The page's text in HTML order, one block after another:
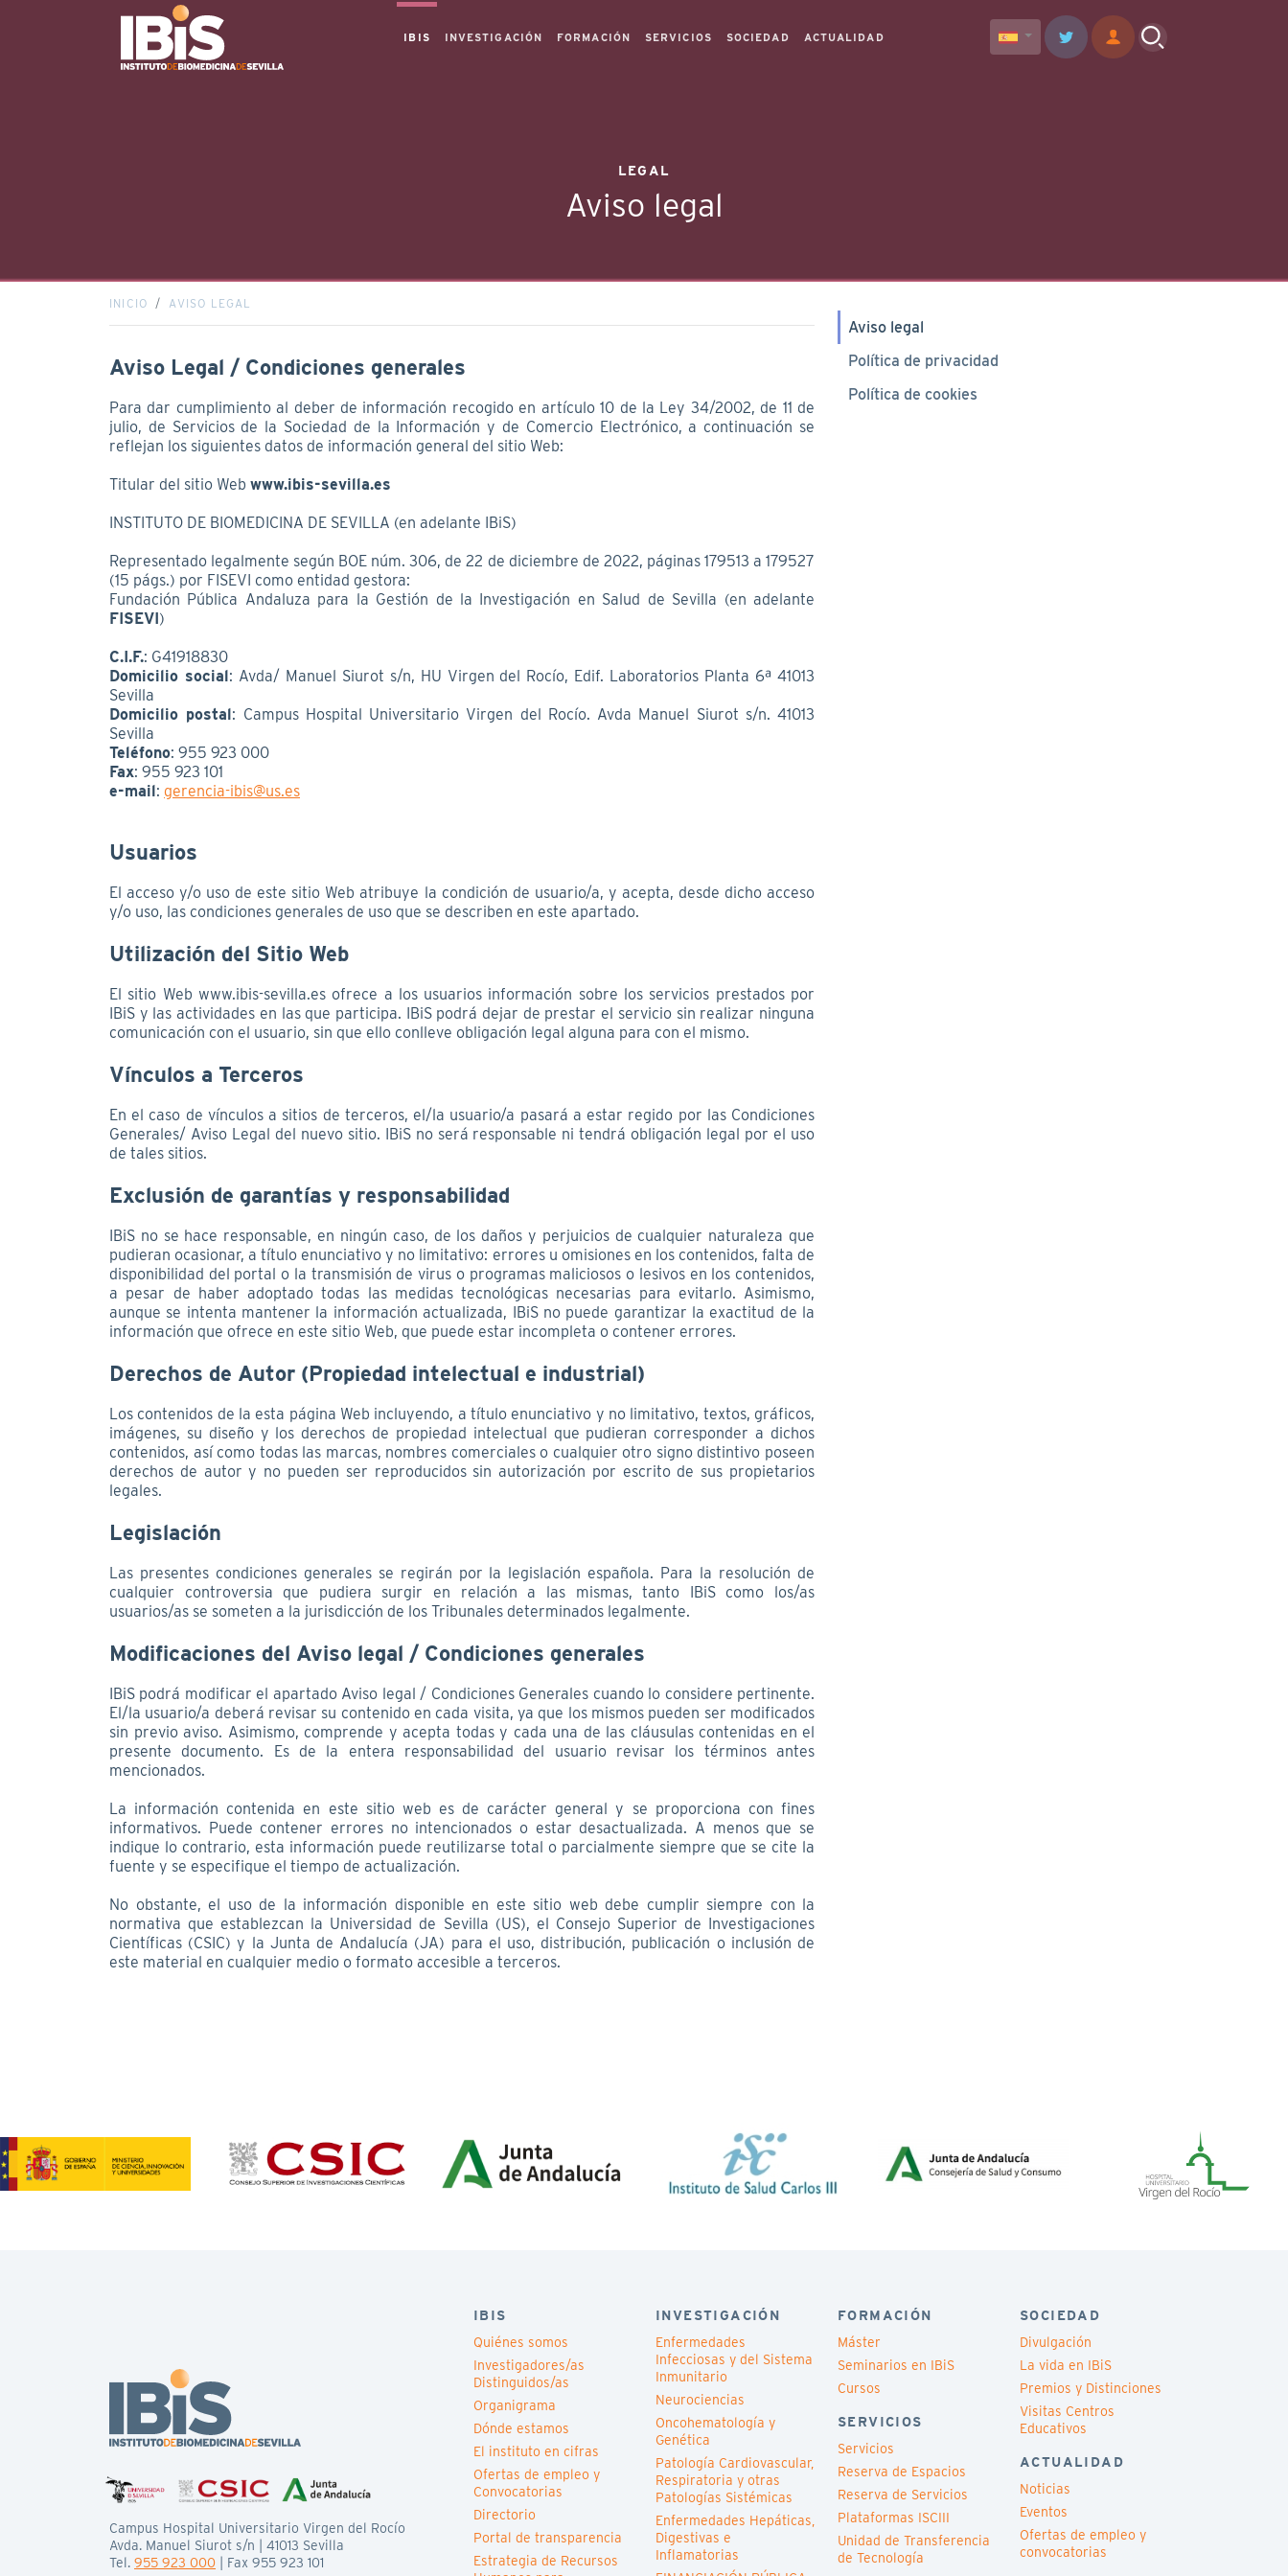
IBIS INVESTIGACIÓN FORMACIÓN SERVICIOS SOCIEDAD ACTUALIDAD
LEGAL
Aviso legal
INICIO AVISO LEGAL
Aviso Legal / Condiciones generales
Para dar cumplimiento al deber de información recogido en artículo 10 de la Ley 34/2002, de 11 de
julio, de Servicios de la Sociedad de la Información y de Comercio Electrónico, a continuación se
reflejan los siguientes datos de información general del sitio Web:
Titular del sitio Web www.ibis-sevilla.es
INSTITUTO DE BIOMEDICINA DE SEVILLA (en adelante IBiS)
Representado legalmente según BOE núm. 306, de 22 de diciembre de 2022, páginas 179513 a 179527
(15 págs.) por FISEVI como entidad gestora:
Fundación Pública Andaluza para la Gestión de la Investigación en Salud de Sevilla (en adelante
FISEVI)
C.I.F.: G41918830
Domicilio social: Avda/ Manuel Siurot s/n, HU Virgen del Rocío, Edif. Laboratorios Planta 6ª 41013
Sevilla
Domicilio postal: Campus Hospital Universitario Virgen del Rocío. Avda Manuel Siurot s/n. 41013
Sevilla
Teléfono: 955 923 000
Fax: 955 923 101
e-mail: gerencia-ibis@us.es
Usuarios
El acceso y/o uso de este sitio Web atribuye la condición de usuario/a, y acepta, desde dicho acceso
y/o uso, las condiciones generales de uso que se describen en este apartado.
Utilización del Sitio Web
El sitio Web www.ibis-sevilla.es ofrece a los usuarios información sobre los servicios prestados por
IBiS y las actividades en las que participa. IBiS podrá dejar de prestar el servicio sin realizar ninguna
comunicación con el usuario, sin que ello conlleve obligación legal alguna para con el mismo.
Vínculos a Terceros
En el caso de vínculos a sitios de terceros, el/la usuario/a pasará a estar regido por las Condiciones
Generales/ Aviso Legal del nuevo sitio. IBiS no será responsable ni tendrá obligación legal por el uso
de tales sitios.
Exclusión de garantías y responsabilidad
IBiS no se hace responsable, en ningún caso, de los daños y perjuicios de cualquier naturaleza que
pudieran ocasionar, a título enunciativo y no limitativo: errores u omisiones en los contenidos, falta de
disponibilidad del portal o la transmisión de virus o programas maliciosos o lesivos en los contenidos,
a pesar de haber adoptado todas las medidas tecnológicas necesarias para evitarlo. Asimismo,
aunque se intenta mantener la información actualizada, IBiS no puede garantizar la exactitud de la
información que ofrece en este sitio Web, que puede estar incompleta o contener errores.
Derechos de Autor (Propiedad intelectual e industrial)
Los contenidos de la esta página Web incluyendo, a título enunciativo y no limitativo, textos, gráficos,
imágenes, su diseño y los derechos de propiedad intelectual que pudieran corresponder a dichos
contenidos, así como todas las marcas, nombres comerciales o cualquier otro signo distintivo poseen
derechos de autor y no pueden ser reproducidos sin autorización por escrito de sus propietarios
legales.
Legislación
Las presentes condiciones generales se regirán por la legislación española. Para la resolución de
cualquier controversia que pudiera surgir en relación a las mismas, tanto IBiS como los/as
usuarios/as se someten a la jurisdicción de los Tribunales determinados legalmente.
Modificaciones del Aviso legal / Condiciones generales
IBiS podrá modificar el apartado Aviso legal / Condiciones Generales cuando lo considere pertinente.
El/la usuario/a deberá revisar su contenido en cada visita, ya que los mismos pueden ser modificados
sin previo aviso. Asimismo, comprende y acepta todas y cada una de las cláusulas contenidas en el
presente documento. Es de la entera responsabilidad del usuario revisar los términos antes
mencionados.
La información contenida en este sitio web es de carácter general y se proporciona con fines
informativos. Puede contener errores no intencionados o estar desactualizada. A menos que se
indique lo contrario, esta información puede reutilizarse total o parcialmente siempre que se cite la
fuente y se especifique el tiempo de actualización.
No obstante, el uso de la información disponible en este sitio web debe cumplir siempre con la
normativa que establezcan la Universidad de Sevilla (US), el Consejo Superior de Investigaciones
Científicas (CSIC) y la Junta de Andalucía (JA) para el uso, distribución, publicación o inclusión de
este material en cualquier medio o formato accesible a terceros.
Aviso legal
Política de privacidad
Política de cookies
Campus Hospital Universitario Virgen del Rocío
Avda. Manuel Siurot s/n | 41013 Sevilla
Tel. 955 923 000 | Fax 955 923 101
IBIS
Quiénes somos
Investigadores/as
Distinguidos/as
Organigrama
Dónde estamos
El instituto en cifras
Ofertas de empleo y
Convocatorias
Directorio
Portal de transparencia
Estrategia de Recursos
INVESTIGACIÓN
Enfermedades
Infecciosas y del Sistema
Inmunitario
Neurociencias
Oncohematología y
Genética
Patología Cardiovascular,
Respiratoria y otras
Patologías Sistémicas
Enfermedades Hepáticas,
Digestivas e
Inflamatorias
FORMACIÓN
Máster
Seminarios en IBiS
Cursos
SERVICIOS
Servicios
Reserva de Espacios
Reserva de Servicios
Plataformas ISCIII
Unidad de Transferencia
de Tecnología
SOCIEDAD
Divulgación
La vida en IBiS
Premios y Distinciones
Visitas Centros
Educativos
ACTUALIDAD
Noticias
Eventos
Ofertas de empleo y
convocatorias